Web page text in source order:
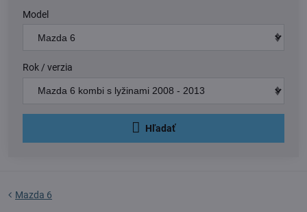
Model
Rok / verzia
Hľadať
Mazda 6